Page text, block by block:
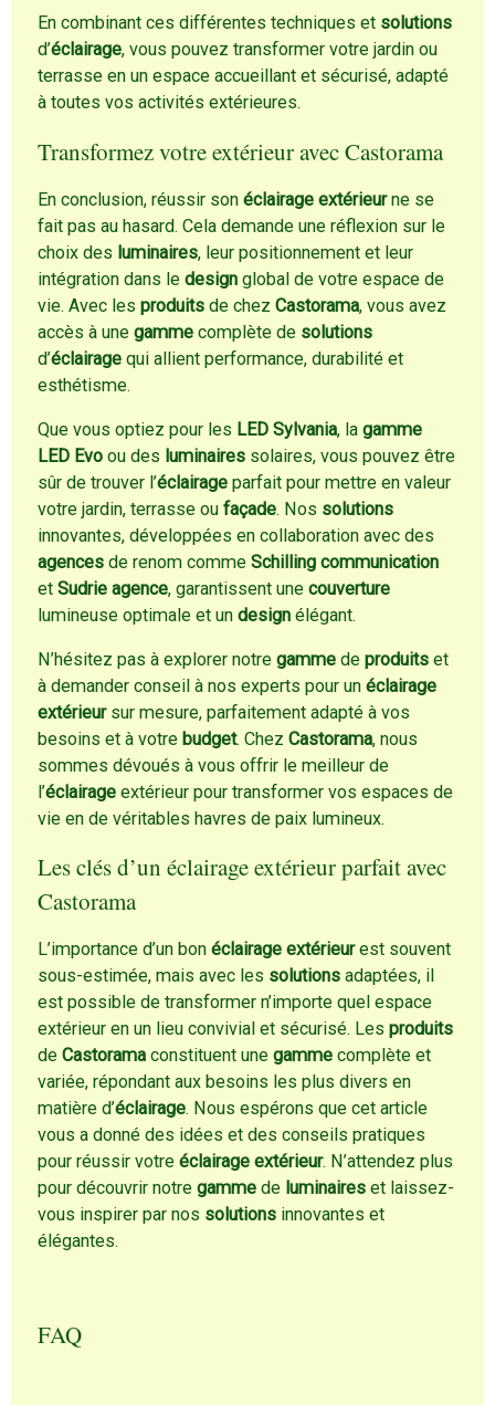
En combinant ces différentes techniques et solutions
d’éclairage, vous pouvez transformer votre jardin ou
terrasse en un espace accueillant et sécurisé, adapté
à toutes vos activités extérieures.
Transformez votre extérieur avec Castorama
En conclusion, réussir sonéclairage extérieurne se
fait pas au hasard. Cela demande une réflexion sur le
choix des luminaires, leur positionnement et leur
intégration dans ledesign global de votre espace de
vie. Avec lesproduits de chezCastorama, vous avez
accès à unegamme complète de solutions
d’éclairage qui allient performance, durabilité et
esthétisme.
Que vous optiez pour les LED Sylvania, lagamme
LED Evo ou des luminaires solaires, vous pouvez être
sûr de trouver l’éclairage parfait pour mettre en valeur
votre jardin, terrasse oufaçade. Nos solutions
innovantes, développées en collaboration avec des
agences de renom commeSchilling communication
etSudrie agence, garantissent unecouverture
lumineuse optimale et undesign élégant.
N’hésitez pas à explorer notregamme deproduits et
à demander conseil à nos experts pour unéclairage
extérieursur mesure, parfaitement adapté à vos
besoins et à votrebudget. ChezCastorama, nous
sommes dévoués à vous offrir le meilleur de
l’éclairage extérieur pour transformer vos espaces de
vie en de véritables havres de paix lumineux.
Les clés d’un éclairage extérieur parfait avec
Castorama
L’importance d’un bonéclairage extérieurest souvent
sous-estimée, mais avec les solutions adaptées, il
est possible de transformer n’importe quel espace
extérieur en un lieu convivial et sécurisé. Lesproduits
deCastorama constituent unegamme complète et
variée, répondant aux besoins les plus divers en
matière d’éclairage. Nous espérons que cet article
vous a donné des idées et des conseils pratiques
pour réussir votreéclairage extérieur. N’attendez plus
pour découvrir notregamme de luminaires et laissez-
vous inspirer par nos solutions innovantes et
élégantes.
FAQ